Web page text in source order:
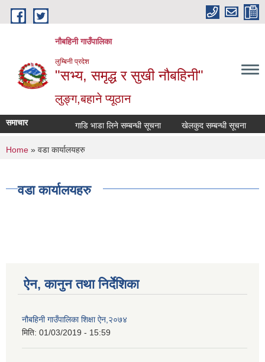
Skip to main content
नौबहिनी गाउँपालिका
लुम्बिनी प्रदेश
"सभ्य, समृद्ध र सुखी नौबहिनी"
लुङ्ग,बहाने प्यूठान
समाचार गाडि भाडा लिने सम्बन्धी सूचना खेलकुद सम्बन्धी सूचना
You are here
Home » वडा कार्यालयहरु
वडा कार्यालयहरु
ऐन, कानुन तथा निर्देशिका
नौबहिनी गाउँपालिका शिक्षा ऐन,२०७४
मिति: 01/03/2019 - 15:59